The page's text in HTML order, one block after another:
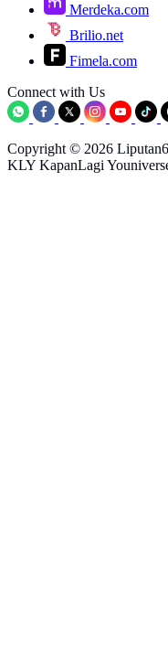
Merdeka.com
Brilio.net
Fimela.com
Connect with Us
Copyright © 2026
KLY KapanLagi